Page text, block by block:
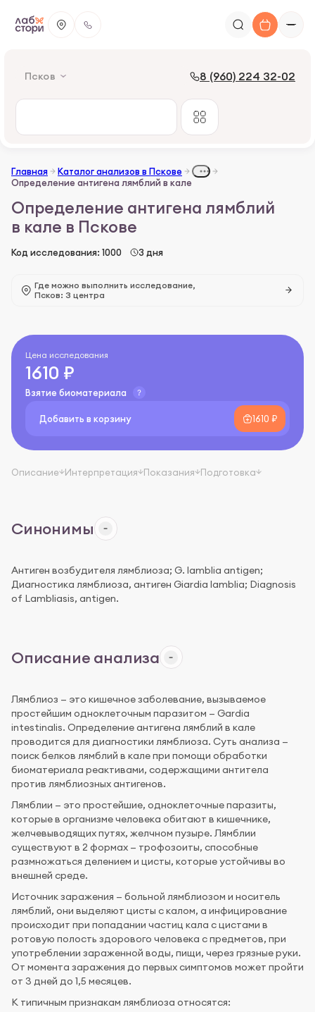
Псков 8 (960) 224 32-02
Главная
Каталог анализов в Пскове
Определение антигена лямблий в кале
Определение антигена лямблий
в кале в Пскове
Код исследования: 1000 3 дня
Где можно выполнить исследование,
Псков: 3 центра
Цена исследования
1610 ₽
Взятие биоматериала
Добавить в корзину 1610 ₽
Описание Интерпретация Показания Подготовка
Синонимы
Антиген возбудителя лямблиоза; G. lamblia antigen;
Диагностика лямблиоза, антиген Giardia lamblia; Diagnosis
of Lambliasis, antigen.
Описание анализа
Лямблиоз — это кишечное заболевание, вызываемое
простейшим одноклеточным паразитом — Gardia
intestinalis. Определение антигена лямблий в кале
проводится для диагностики лямблиоза. Суть анализа —
поиск белков лямблий в кале при помощи обработки
биоматериала реактивами, содержащими антитела
против лямблиозных антигенов.
Лямблии — это простейшие, одноклеточные паразиты,
которые в организме человека обитают в кишечнике,
желчевыводящих путях, желчном пузыре. Лямблии
существуют в 2 формах — трофозоиты, способные
размножаться делением и цисты, которые устойчивы во
внешней среде.
Источник заражения — больной лямблиозом и носитель
лямблий, они выделяют цисты с калом, а инфицирование
происходит при попадании частиц кала с цистами в
ротовую полость здорового человека с предметов, при
употреблении зараженной воды, пищи, через грязные руки.
От момента заражения до первых симптомов может пройти
от 3 дней до 1,5 месяцев.
К типичным признакам лямблиоза относятся: